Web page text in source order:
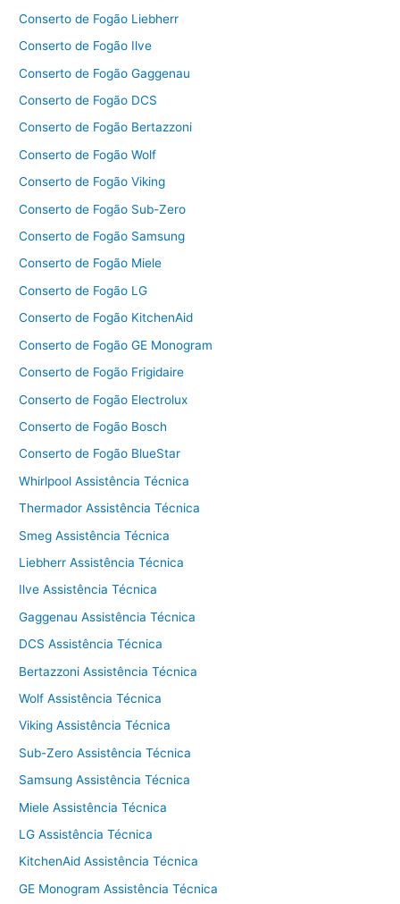
Conserto de Fogão Liebherr
Conserto de Fogão Ilve
Conserto de Fogão Gaggenau
Conserto de Fogão DCS
Conserto de Fogão Bertazzoni
Conserto de Fogão Wolf
Conserto de Fogão Viking
Conserto de Fogão Sub-Zero
Conserto de Fogão Samsung
Conserto de Fogão Miele
Conserto de Fogão LG
Conserto de Fogão KitchenAid
Conserto de Fogão GE Monogram
Conserto de Fogão Frigidaire
Conserto de Fogão Electrolux
Conserto de Fogão Bosch
Conserto de Fogão BlueStar
Whirlpool Assistência Técnica
Thermador Assistência Técnica
Smeg Assistência Técnica
Liebherr Assistência Técnica
Ilve Assistência Técnica
Gaggenau Assistência Técnica
DCS Assistência Técnica
Bertazzoni Assistência Técnica
Wolf Assistência Técnica
Viking Assistência Técnica
Sub-Zero Assistência Técnica
Samsung Assistência Técnica
Miele Assistência Técnica
LG Assistência Técnica
KitchenAid Assistência Técnica
GE Monogram Assistência Técnica